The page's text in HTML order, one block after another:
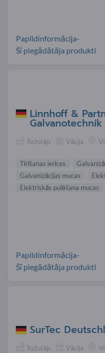
Papildinformācija-
Šī piegādātāja produkti
Linnhoff &
Galvanotechnik
Ražotājs Vācija
Tīrīšanas ierīces
Galvanizācijas mucas
Elektriskās pulēšana mucas
Papildinformācija-
Šī piegādātāja produkti
SurTec
Ražotājs Vācija